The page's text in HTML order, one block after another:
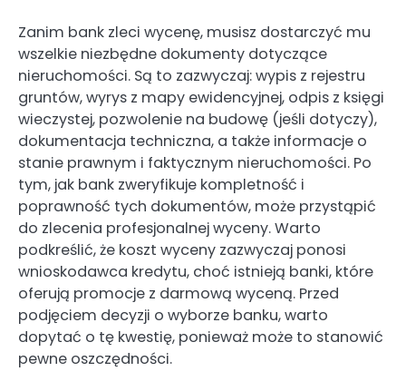
Zanim bank zleci wycenę, musisz dostarczyć mu
wszelkie niezbędne dokumenty dotyczące
nieruchomości. Są to zazwyczaj: wypis z rejestru
gruntów, wyrys z mapy ewidencyjnej, odpis z księgi
wieczystej, pozwolenie na budowę (jeśli dotyczy),
dokumentacja techniczna, a także informacje o
stanie prawnym i faktycznym nieruchomości. Po
tym, jak bank zweryfikuje kompletność i
poprawność tych dokumentów, może przystąpić
do zlecenia profesjonalnej wyceny. Warto
podkreślić, że koszt wyceny zazwyczaj ponosi
wnioskodawca kredytu, choć istnieją banki, które
oferują promocje z darmową wyceną. Przed
podjęciem decyzji o wyborze banku, warto
dopytać o tę kwestię, ponieważ może to stanowić
pewne oszczędności.